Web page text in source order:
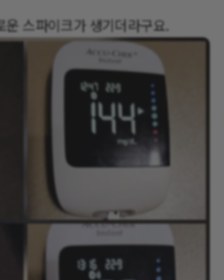
스파이크가 생기더라구요.